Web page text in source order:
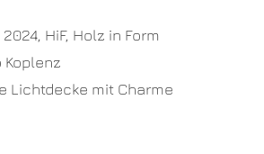
2024, HiF, Holz in Form
Koplenz
Lichtdecke mit Charme